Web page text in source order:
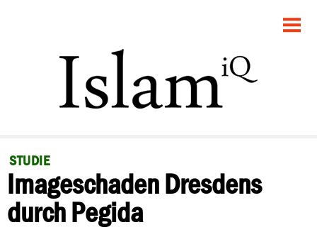
POLITIK
GESELLSCHAFT
RECHT
FEUILLETON
STUDIE
Imageschaden Dresdens
durch Pegida